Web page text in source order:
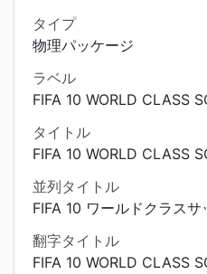
タイプ
物理パッケージ
ラベル
FIFA 10 WORLD CLASS
タイトル
FIFA 10 WORLD CLASS
並列タイトル
FIFA 10 ワールドクラスサ
翻字タイトル
FIFA 10 WORLD CLASS